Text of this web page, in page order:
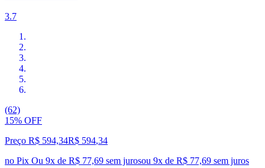
3.7
(62)
15% OFF
Preço R$ 594,34R$ 594,34
no Pix Ou 9x de R$ 77,69 sem jurosou 9x de R$ 77,69 sem juros